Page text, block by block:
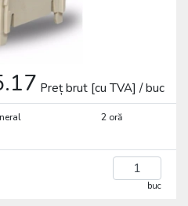
Preț brut [cu TVA] / buc
2 oră
buc